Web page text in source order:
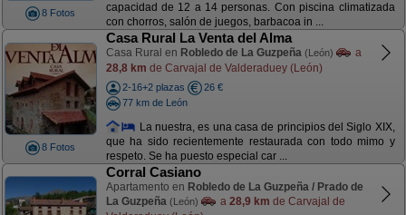
8 Fotos
capacidad de 12 a 14 personas. Con piscina climatizada
con chorros, salón de juegos, barbacoa in ...
8 Fotos
Casa Rural La Venta del Alma
Casa Rural en Robledo de La Guzpeña (León)
a
28,8 km de Carvajal de Valderaduey (León)
2-16+2 plazas
26 €
77 km de León
La nuestra, es una casa de principios del Siglo XIX,
que ha sido recientemente restaurada con todo mimo y
respeto. Se ha puesto especial car ...
Corral Casiano
Apartamento en Robledo de La Guzpeña / Prado de
La Guzpeña (León) a 28,9 km de Carvajal de